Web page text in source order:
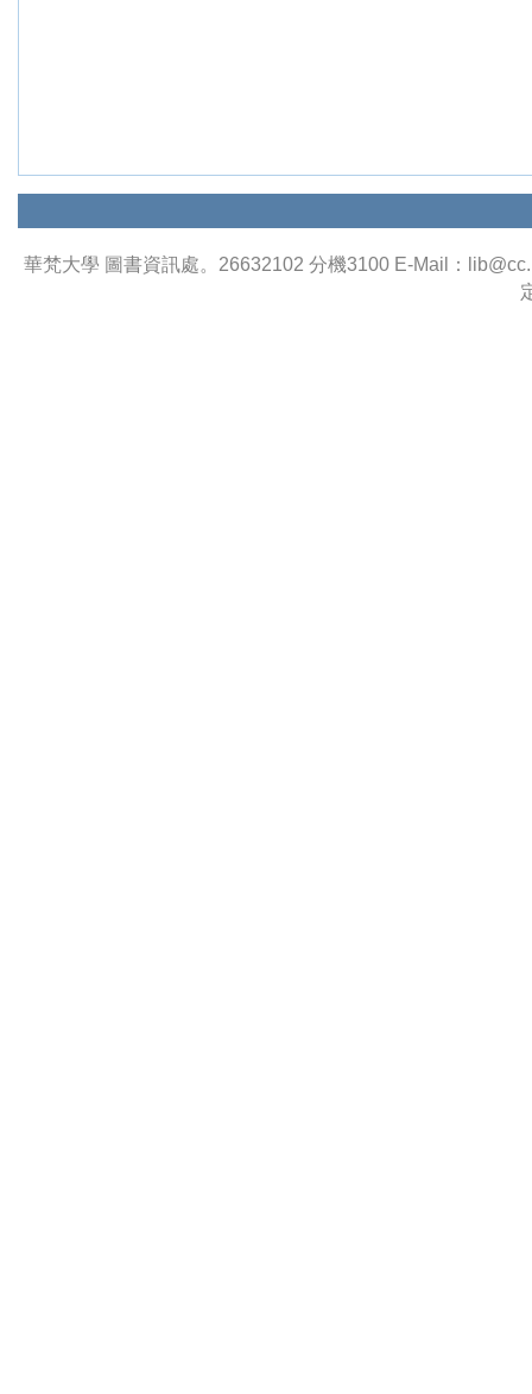
華梵大學 圖書資訊處。26632102 分機3100 E-Mail：